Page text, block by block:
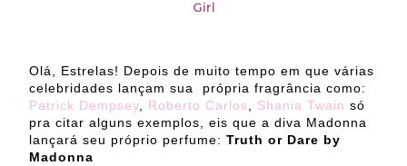
Girl
Olá, Estrelas! Depois de muito tempo em que várias
celebridades lançam sua própria fragrância como:
Patrick Dempsey
Roberto Carlos Shania Twain só
pra citar alguns exemplos, eis que a diva Madonna
lançará seu próprio perfume: Truth or Dare by
Madonna